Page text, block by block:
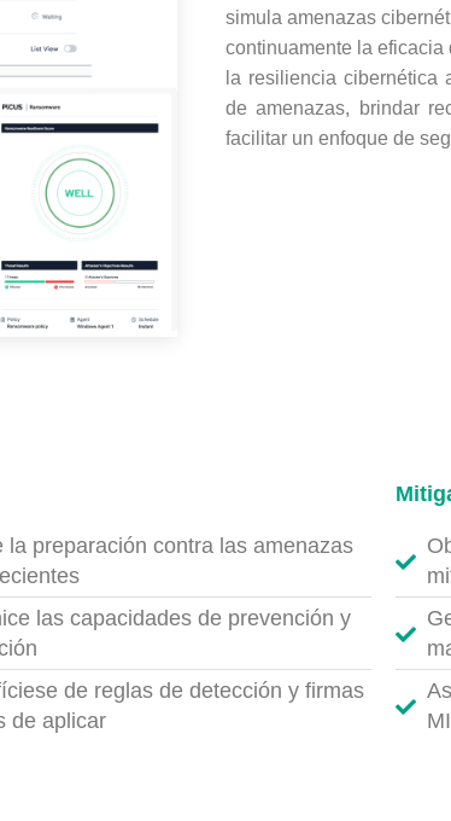
simula amenazas
continuamente la
la resiliencia cibernética
de amenazas, brindar
facilitar un enfoque de
la preparación contra las amenazas
las capacidades de prevención y
de reglas de detección y firmas
de aplicar